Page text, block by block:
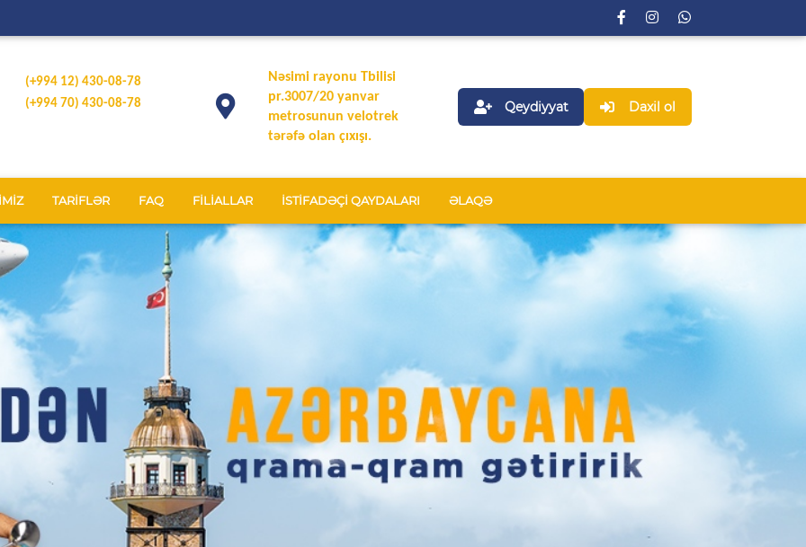
(+994 12) 430-08-78
(+994 70) 430-08-78
Nəsimi rayonu Tbilisi
pr.3007/20 yanvar
metrosunun velotrek
tərəfə olan çıxışı.
Qeydiyyat Daxil ol
TARİFLƏR FAQ FİLİALLAR İSTİFADƏÇİ QAYDALARI ƏLAQƏ